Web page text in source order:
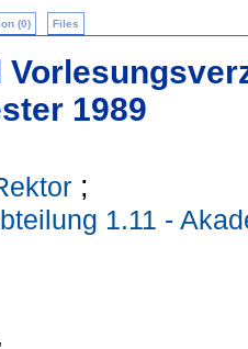
(0) Files
1989
;
1.11 -
,